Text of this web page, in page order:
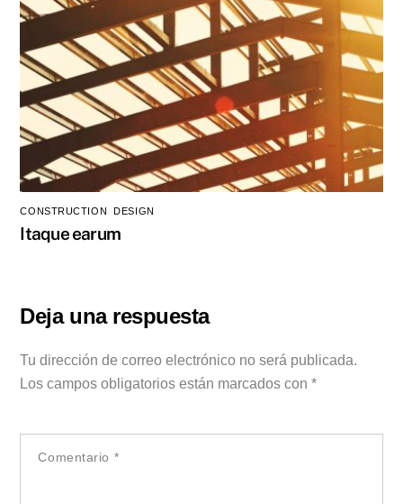
CONSTRUCTION ,DESIGN
Itaque earum
Deja una respuesta
Tu dirección de correo electrónico no será publicada.
Los campos obligatorios están marcados con*
Comentario *